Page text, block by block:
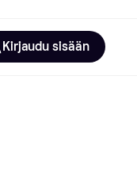
Kirjaudu sisään